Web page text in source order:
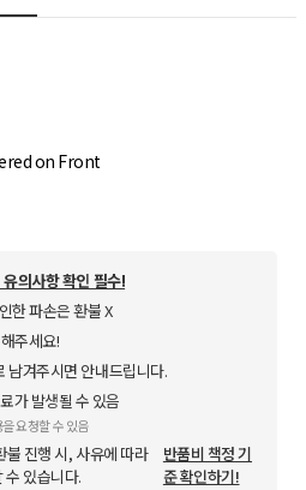
on Front
의사항 확인 필수!
한 파손은 환불 X
주세요!
남겨주시면 안내드립니다.
가 발생될 수 있음
요청할 수 있음
진행 시, 사유에 따라
있습니다.
반품비 책정 기
준 확인하기!